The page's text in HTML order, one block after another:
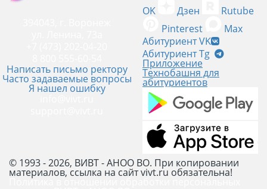
Написать письмо ректору
Часто задаваемые вопросы
Я нашел ошибку
OK
Дзен
Rutube
Pinterest
Max
Абитуриент VK
Абитуриент Tg
Приложение
Технобашня для
абитуриентов
© 1993 - 2026, ВИВТ - АНОО ВО. При копировании
материалов, ссылка на сайт vivt.ru обязательна!
Политика в отношении обработки персональных